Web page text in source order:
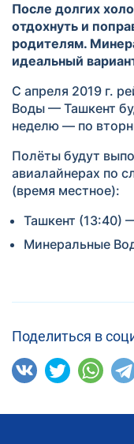
После долгих
отдохнуть и
родителям.
идеальный
С апреля 2019 г.
Воды — Ташкент
неделю — по
Полёты будут
авиалайнерах по
(время местное):
Ташкент (13:40)
Минеральные
Поделиться в